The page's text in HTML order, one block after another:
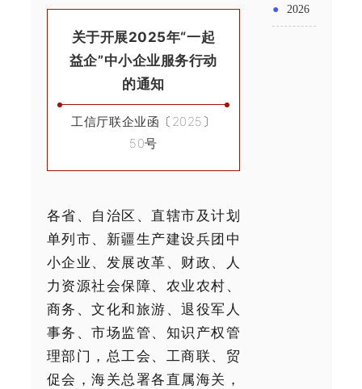
关于开展2025年“一起
益企”中小企业服务行动
的通知
工信厅联企业函〔2025〕
50号
各省、自治区、直辖市及计划
单列市、新疆生产建设兵团中
小企业、发展改革、财政、人
力资源社会保障、农业农村、
商务、文化和旅游、退役军人
事务、市场监管、知识产权管
理部门，总工会、工商联、贸
促会，海关总署各直属海关，
申报要
支持科
务培育
● 2026